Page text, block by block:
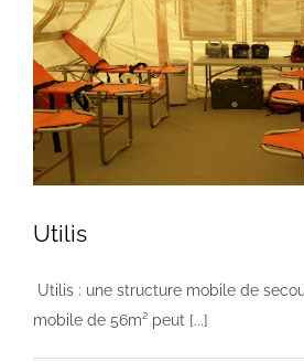
Utilis
Utilis : une structure mobile de
mobile de 56m² peut [...]